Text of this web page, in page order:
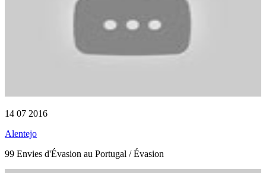
14 07 2016
Alentejo
99 Envies d'Évasion au Portugal / Évasion